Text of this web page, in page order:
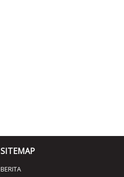
SITEMAP
BERITA